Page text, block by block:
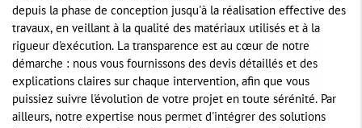
depuis la phase de conception jusqu'à la réalisation effective des
travaux, en veillant à la qualité des matériaux utilisés et à la
rigueur d'exécution. La transparence est au cœur de notre
démarche : nous vous fournissons des devis détaillés et des
explications claires sur chaque intervention, afin que vous
puissiez suivre l'évolution de votre projet en toute sérénité. Par
ailleurs, notre expertise nous permet d'intégrer des solutions